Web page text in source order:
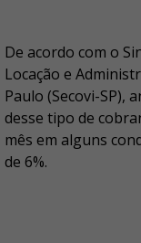
De acordo com o
Locação e
Paulo (Secovi-SP),
desse tipo de
mês em alguns
de 6%.